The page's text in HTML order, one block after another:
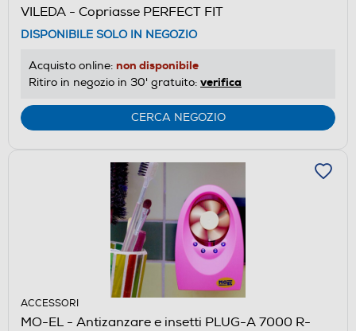
VILEDA - Copriasse PERFECT FIT
DISPONIBILE SOLO IN NEGOZIO
Acquisto online: non disponibile
Ritiro in negozio in 30' gratuito: verifica
CERCA NEGOZIO
ACCESSORI
MO-EL - Antizanzare e insetti PLUG-A 7000 R-